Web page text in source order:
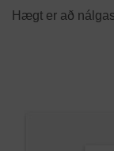
Hægt er að